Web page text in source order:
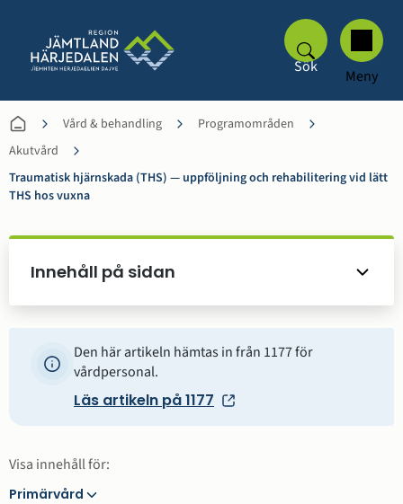
Sök Meny
Vård & behandling
Programområden
Akutvård
Traumatisk hjärnskada (THS) — uppföljning och rehabilitering vid lätt
THS hos vuxna
Innehåll på sidan
Den här artikeln hämtas in från 1177 för
vårdpersonal.
Läs artikeln på 1177
Visa innehåll för:
Primärvård
Primärvård